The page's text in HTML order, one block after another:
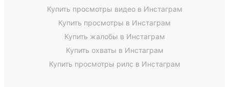
Купить просмотры видео в Инстаграм
Купить просмотры в Инстаграм
Купить жалобы в Инстаграм
Купить охваты в Инстаграм
Купить просмотры рилс в Инстаграм